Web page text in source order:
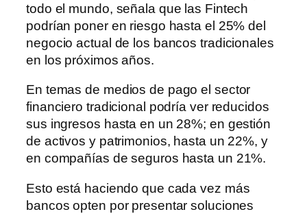
todo el mundo, señala que las Fintech
podrían poner en riesgo hasta el 25% del
negocio actual de los bancos tradicionales
en los próximos años.
En temas de medios de pago el sector
financiero tradicional podría ver reducidos
sus ingresos hasta en un 28%; en gestión
de activos y patrimonios, hasta un 22%, y
en compañías de seguros hasta un 21%.
Esto está haciendo que cada vez más
bancos opten por presentar soluciones